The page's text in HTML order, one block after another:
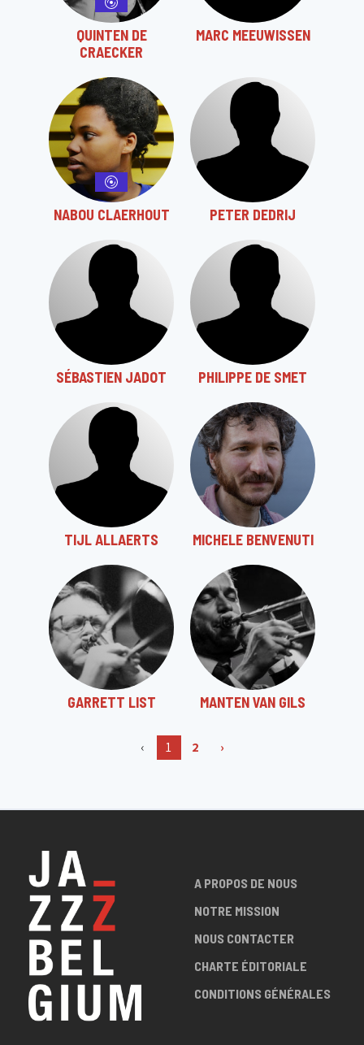
QUINTEN DE
CRAECKER
MARC MEEUWISSEN
NABOU CLAERHOUT PETER DEDRIJ
SÉBASTIEN JADOT PHILIPPE DE SMET
TIJL ALLAERTS MICHELE BENVENUTI
GARRETT LIST MANTEN VAN GILS
‹ 1 2 ›
A PROPOS DE NOUS
NOTRE MISSION
NOUS CONTACTER
CHARTE ÉDITORIALE
CONDITIONS GÉNÉRALES